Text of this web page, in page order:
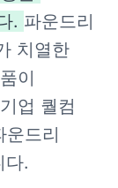
. 파운드리
치열한
이
업 퀄컴
드리
다.